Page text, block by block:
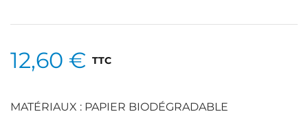
12,60 € TTC
MATÉRIAUX : PAPIER BIODÉGRADABLE